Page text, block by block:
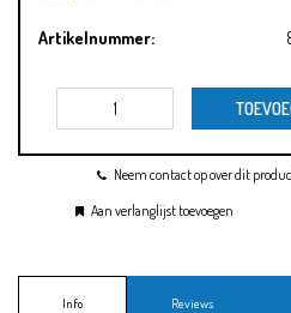
Artikelnummer:
Neem contact op over dit
Aan verlanglijst toevoegen
Info Reviews